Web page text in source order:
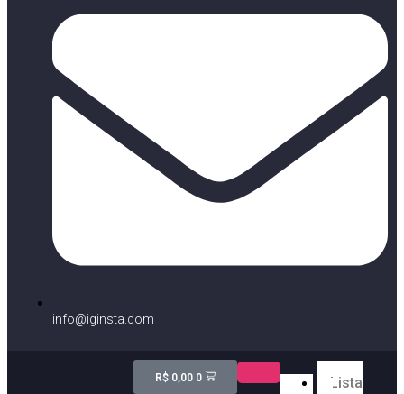
info@iginsta.com
R$0,00 0
Lista